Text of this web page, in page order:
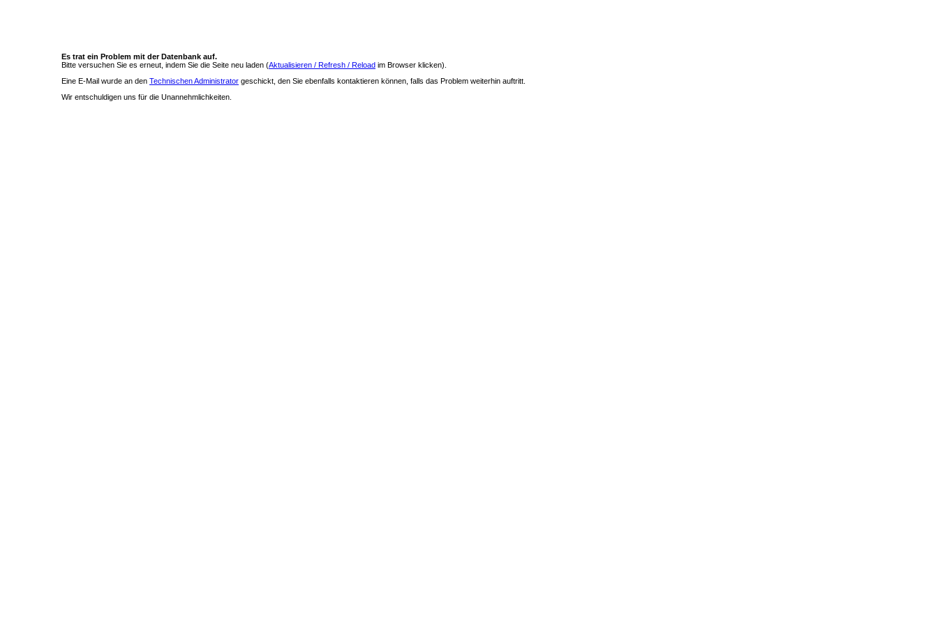
Es trat ein Problem mit der Datenbank auf.
Bitte versuchen Sie es erneut, indem Sie die Seite neu laden (Aktualisieren / Refresh / Reload im Browser klicken).
Eine E-Mail wurde an den Technischen Administrator geschickt, den Sie ebenfalls kontaktieren können, falls das Problem weiterhin auftritt.
Wir entschuldigen uns für die Unannehmlichkeiten.